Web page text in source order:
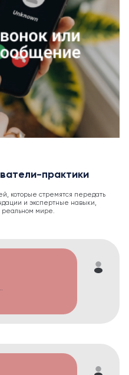
практики
которые стремятся передать
и экспертные навыки,
реальном мире.